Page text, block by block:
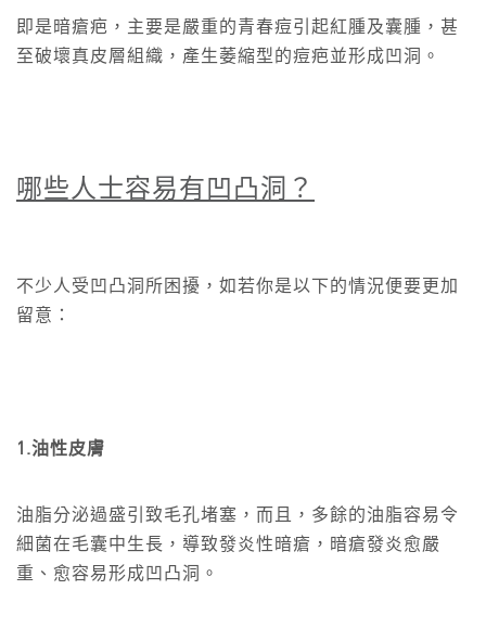
即是暗瘡疤，主要是嚴重的青春痘引起紅腫及囊腫，甚
至破壞真皮層組織，產生萎縮型的痘疤並形成凹洞。
哪些人士容易有凹凸洞？
不少人受凹凸洞所困擾，如若你是以下的情況便要更加
留意：
1.油性皮膚
油脂分泌過盛引致毛孔堵塞，而且，多餘的油脂容易令
細菌在毛囊中生長，導致發炎性暗瘡，暗瘡發炎愈嚴
重、愈容易形成凹凸洞。